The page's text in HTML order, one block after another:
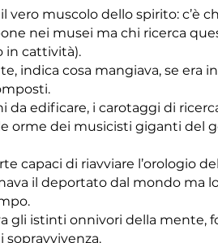
muscolo dello spirito: c’è
nei musei ma chi ricerca
in cattività).
indica cosa mangiava, se era
edificare, i carotaggi di
orme dei musicisti giganti del
capaci di riavviare l’orologio
il deportato dal mondo ma
gli istinti onnivori della mente,
sopravvivenza.